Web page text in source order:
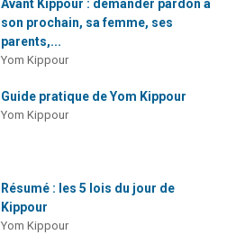
Avant Kippour : demander pardon à
son prochain, sa femme, ses
parents,...
Yom Kippour
Guide pratique de Yom Kippour
Yom Kippour
Résumé : les 5 lois du jour de
Kippour
Yom Kippour